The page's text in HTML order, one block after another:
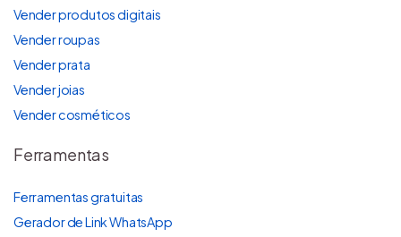
Vender produtos digitais
Vender roupas
Vender prata
Vender joias
Vender cosméticos
Ferramentas
Ferramentas gratuitas
Gerador de Link WhatsApp